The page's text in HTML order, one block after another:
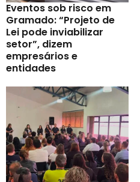
Eventos sob risco em
Gramado: “Projeto de
Lei pode inviabilizar
setor”, dizem
empresários e
entidades